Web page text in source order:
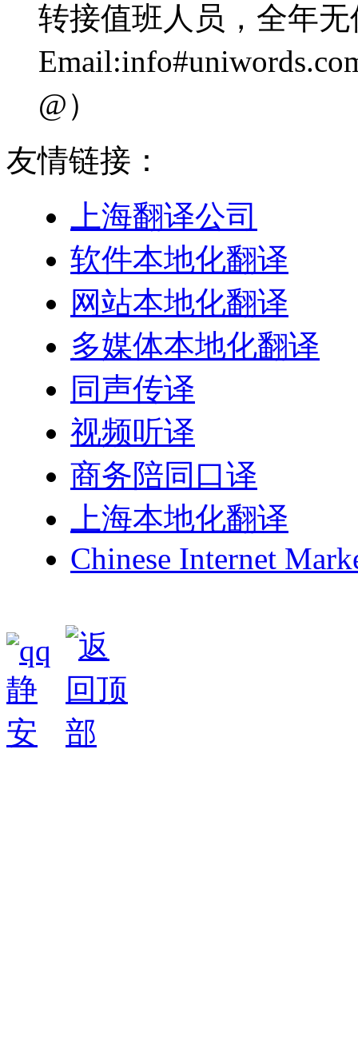
转接值班人员，全年无
@）
友情链接：
上海翻译公司
软件本地化翻译
网站本地化翻译
多媒体本地化翻译
同声传译
视频听译
商务陪同口译
上海本地化翻译
Chinese Internet